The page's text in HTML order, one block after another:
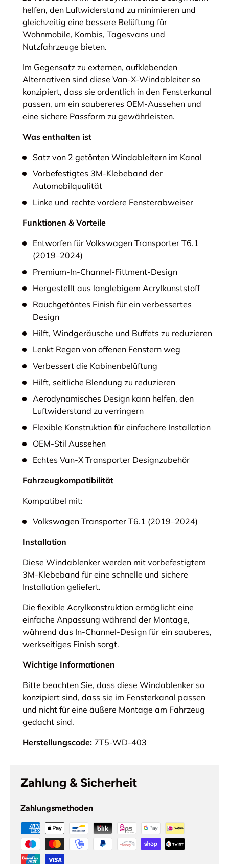
helfen, den Luftwiderstand zu minimieren und
gleichzeitig eine bessere Belüftung für
Wohnmobile, Kombis, Tagesvans und
Nutzfahrzeuge bieten.
Im Gegensatz zu externen, aufklebenden
Alternativen sind diese Van-X-Windableiter so
konzipiert, dass sie ordentlich in den Fensterkanal
passen, um ein saubereres OEM-Aussehen und
eine sichere Passform zu gewährleisten.
Was enthalten ist
Satz von 2 getönten Windableitern im Kanal
Vorbefestigtes 3M-Klebeband der
Automobilqualität
Linke und rechte vordere Fensterabweiser
Funktionen & Vorteile
Entworfen für Volkswagen Transporter T6.1
(2019–2024)
Premium-In-Channel-Fittment-Design
Hergestellt aus langlebigem Acrylkunststoff
Rauchgetöntes Finish für ein verbessertes
Design
Hilft, Windgeräusche und Buffets zu reduzieren
Lenkt Regen von offenen Fenstern weg
Verbessert die Kabinenbelüftung
Hilft, seitliche Blendung zu reduzieren
Aerodynamisches Design kann helfen, den
Luftwiderstand zu verringern
Flexible Konstruktion für einfachere Installation
OEM-Stil Aussehen
Echtes Van-X Transporter Designzubehör
Fahrzeugkompatibilität
Kompatibel mit:
Volkswagen Transporter T6.1 (2019–2024)
Installation
Diese Windablenker werden mit vorbefestigtem
3M-Klebeband für eine schnelle und sichere
Installation geliefert.
Die flexible Acrylkonstruktion ermöglicht eine
einfache Anpassung während der Montage,
während das In-Channel-Design für ein sauberes,
werkseitiges Finish sorgt.
Wichtige Informationen
Bitte beachten Sie, dass diese Windablenker so
konzipiert sind, dass sie im Fensterkanal passen
und nicht für eine äußere Montage am Fahrzeug
gedacht sind.
Herstellungscode: 7T5-WD-403
Zahlung & Sicherheit
Zahlungsmethoden